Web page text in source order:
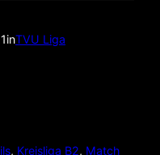
inTVU Liga
, Kreisliga B2, Match